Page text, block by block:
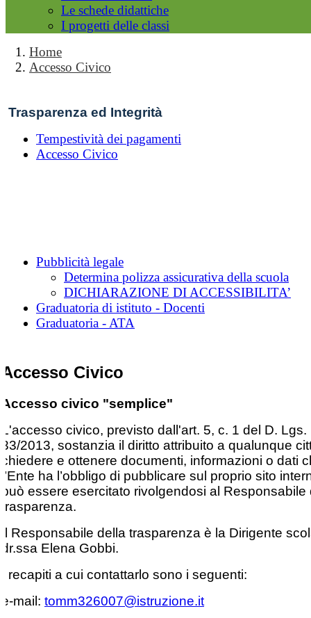
Le schede didattiche
I progetti delle classi
Home
Accesso Civico
Trasparenza ed Integrità
Tempestività dei pagamenti
Accesso Civico
Pubblicità legale
Determina polizza assicurativa della scuola
DICHIARAZIONE DI ACCESSIBILITA’
Graduatoria di istituto - Docenti
Graduatoria - ATA
Accesso Civico
Accesso civico "semplice"
L'accesso civico, previsto dall'art. 5, c. 1 del D. Lgs.
33/2013, sostanzia il diritto attribuito a qualunque
chiedere e ottenere documenti, informazioni o dati
l’Ente ha l’obbligo di pubblicare sul proprio sito
può essere esercitato rivolgendosi al Responsabile
trasparenza.
Il Responsabile della trasparenza è la Dirigente
dr.ssa Elena Gobbi.
I recapiti a cui contattarlo sono i seguenti:
e-mail: tomm326007@istruzione.it